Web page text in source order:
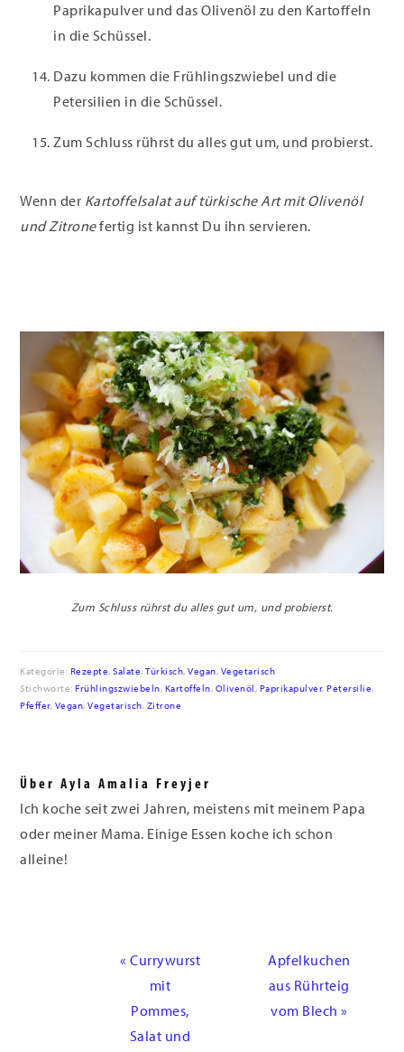
Paprikapulver und das Olivenöl zu den Kartoffeln
in die Schüssel.
Dazu kommen die Frühlingszwiebel und die
Petersilien in die Schüssel.
Zum Schluss rührst du alles gut um, und probierst.
Wenn der Kartoffelsalat auf türkische Art mit Olivenöl
und Zitronefertig ist kannst Du ihn servieren.
Zum Schluss rührst du alles gut um, und probierst.
Kategorie: Rezepte,Salate,Türkisch,Vegan, Vegetarisch
Stichworte:Frühlingszwiebeln, Kartoffeln, Olivenöl , Paprikapulver,Petersilie,
Pfeffer, Vegan,Vegetarisch, Zitrone
ÜberAyla Amalia Freyjer
Ich koche seit zwei Jahren, meistens mit meinem Papa
oder meiner Mama. Einige Essen koche ich schon
alleine!
Vorheriger
Beitrag:
« Currywurst
mit
Pommes,
Salat und
Nächster
Beitrag:
Apfelkuchen
aus Rührteig
vom Blech »